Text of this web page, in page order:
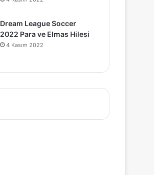
Dream League Soccer
2022 Para ve Elmas Hilesi
4 Kasım 2022